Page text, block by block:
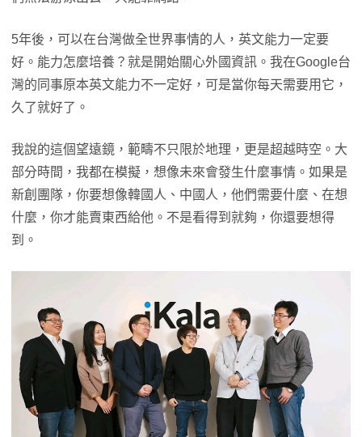
5年後，可以在台灣做全世界事情的人，英文能力一定要
好。能力怎麼培養？就是開始關心外國資訊。我在Google台
灣的同事原本英文能力不一定好，可是當你每天需要用它，
久了就好了。
我說的這個望遠鏡，範疇不只限於地理，更是超越時空。大
部分時間，我都在模擬，想像未來會發生什麼事情。如果是
新創團隊，你要想像韓國人、中國人，他們需要什麼、在想
什麼，你才能賣東西給他。不是看得到就夠，你還要想得
到。